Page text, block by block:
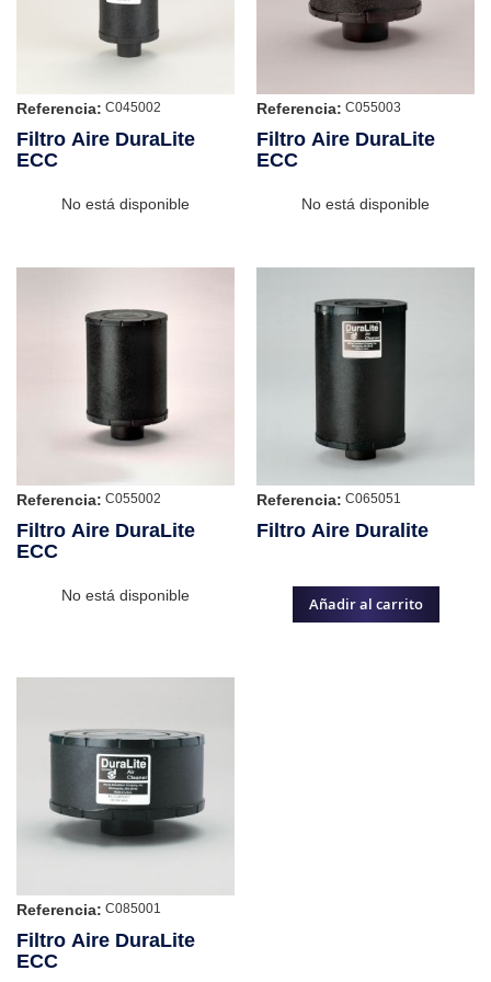
Referencia: C045002
Filtro Aire DuraLite
ECC
No está disponible
Referencia: C055003
Filtro Aire DuraLite
ECC
No está disponible
Referencia: C055002
Filtro Aire DuraLite
ECC
No está disponible
Referencia: C065051
Filtro Aire Duralite
Añadir al carrito
Referencia: C085001
Filtro Aire DuraLite
ECC